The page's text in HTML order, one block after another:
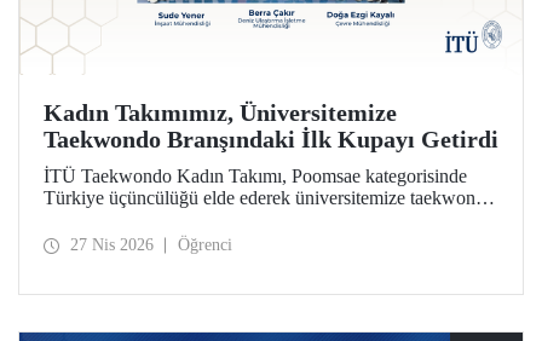
Kadın Takımımız, Üniversitemize
Taekwondo Branşındaki İlk Kupayı Getirdi
İTÜ Taekwondo Kadın Takımı, Poomsae kategorisinde
Türkiye üçüncülüğü elde ederek üniversitemize taekwondo
27 Nis 2026 Öğrenci